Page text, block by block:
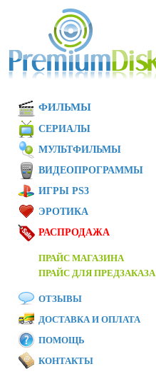
ФИЛЬМЫ
СЕРИАЛЫ
МУЛЬТФИЛЬМЫ
ВИДЕОПРОГРАММЫ
ИГРЫ PS3
ЭРОТИКА
РАСПРОДАЖА
ПРАЙС МАГАЗИНА
ПРАЙС ДЛЯ ПРЕДЗАКАЗА
ОТЗЫВЫ
ДОСТАВКА И ОПЛАТА
ПОМОЩЬ
КОНТАКТЫ